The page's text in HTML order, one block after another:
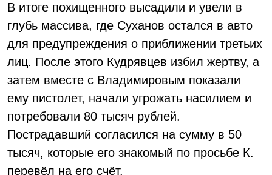
В итоге похищенного высадили и увели в
глубь массива, где Суханов остался в авто
для предупреждения о приближении третьих
лиц. После этого Кудрявцев избил жертву, а
затем вместе с Владимировым показали
ему пистолет, начали угрожать насилием и
потребовали 80 тысяч рублей.
Пострадавший согласился на сумму в 50
тысяч, которые его знакомый по просьбе К.
перевёл на его счёт.